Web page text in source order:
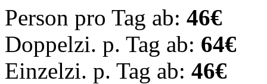
Person pro Tag ab: 46€
Doppelzi. p. Tag ab: 64€
Einzelzi. p. Tag ab: 46€